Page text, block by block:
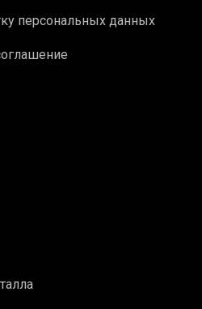
персональных данных